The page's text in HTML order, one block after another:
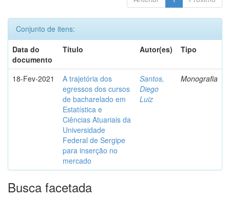
Conjunto de itens:
Data do
documento
Título Autor(es) Tipo
18-Fev-2021
A trajetória dos
egressos dos cursos
de bacharelado em
Estatística e
Ciências Atuariais da
Universidade
Federal de Sergipe
para inserção no
mercado
Santos,
Diego
Luiz
Monografia
Busca facetada